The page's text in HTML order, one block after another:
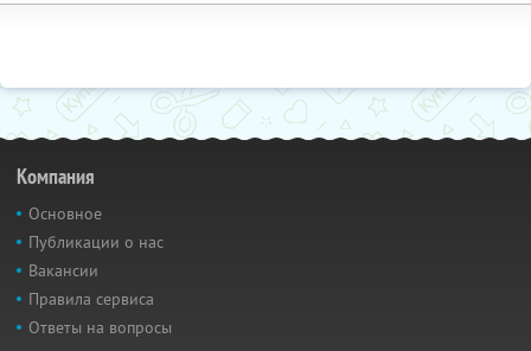
Компания
Основное
Публикации о нас
Вакансии
Правила сервиса
Ответы на вопросы